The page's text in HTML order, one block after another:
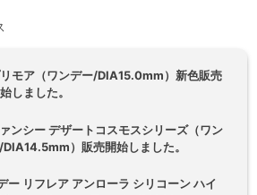
モア（ワンデー/DIA15.0mm）新色販売
しました。
ンシー デザートコスモスシリーズ（ワン
）販売開始しました。
ー リフレア アンローラ シリコーン ハイ